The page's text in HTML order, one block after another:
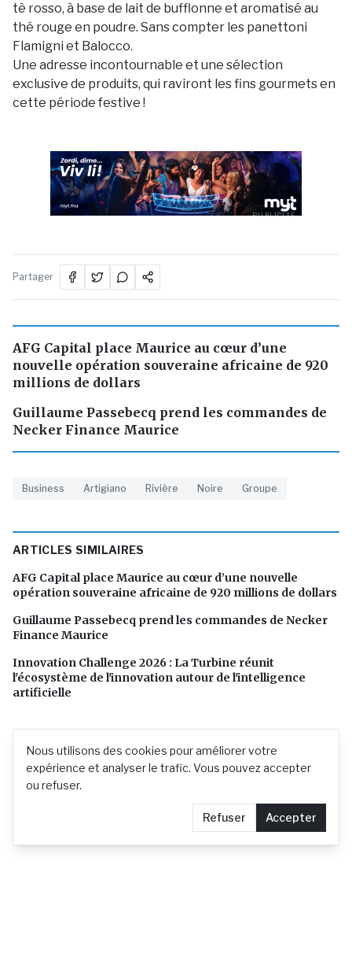
Nous utilisons des cookies pour améliorer votre
expérience et analyser le trafic. Vous pouvez accepter
ou refuser.
Refuser Accepter
tè rosso, à base de lait de bufflonne et aromatisé au
thé rouge en poudre. Sans compter les panettoni
Flamigni et Balocco.
Une adresse incontournable et une sélection
exclusive de produits, qui raviront les fins gourmets en
cette période festive !
PUBLICITÉ
Partager
AFG Capital place Maurice au cœur d’une
nouvelle opération souveraine africaine de 920
millions de dollars
Guillaume Passebecq prend les commandes de
Necker Finance Maurice
Business Artigiano Rivière Noire Groupe
ARTICLES SIMILAIRES
AFG Capital place Maurice au cœur d’une nouvelle
opération souveraine africaine de 920 millions de dollars
Guillaume Passebecq prend les commandes de Necker
Finance Maurice
Innovation Challenge 2026 : La Turbine réunit
l'écosystème de l'innovation autour de l'intelligence
artificielle